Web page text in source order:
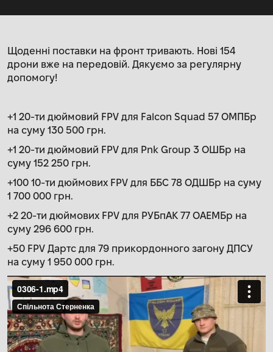
Щоденні поставки на фронт тривають. Нові 154
дрони вже на передовій. Дякуємо за регулярну
допомогу!
+1 20-ти дюймовий FPV для Falcon Squad 57 ОМПБр
на суму 130 500 грн.
+1 20-ти дюймовий FPV для Pnk Group 3 ОШБр на
суму 152 250 грн.
+100 10-ти дюймових FPV для ББС 78 ОДШБр на суму
1 700 000 грн.
+2 20-ти дюймових FPV для РУБпАК 77 ОАЕМБр на
суму 296 600 грн.
+50 FPV Дартс для 79 прикордонного загону ДПСУ
на суму 1 950 000 грн.